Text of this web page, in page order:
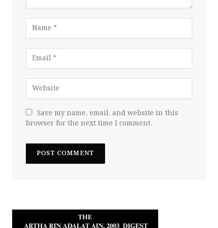
Save my name, email, and website in this
browser for the next time I comment.